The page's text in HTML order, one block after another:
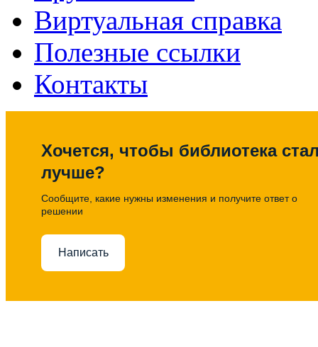
Виртуальная справка
Полезные ссылки
Контакты
Хочется, чтобы библиотека
лучше?
Сообщите, какие нужны изменения и получите ответ о
решении
Написать